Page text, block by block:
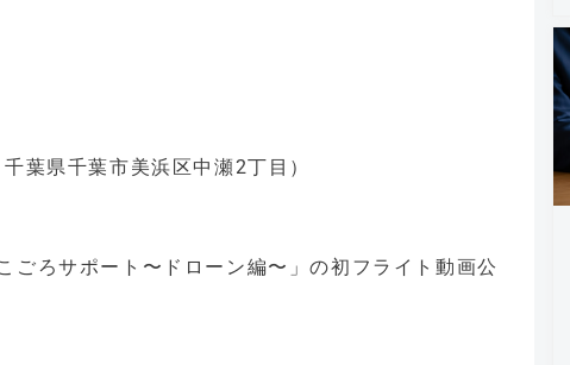
県千葉市美浜区中瀬2丁目）
ろサポート〜ドローン編〜」の初フライト動画公